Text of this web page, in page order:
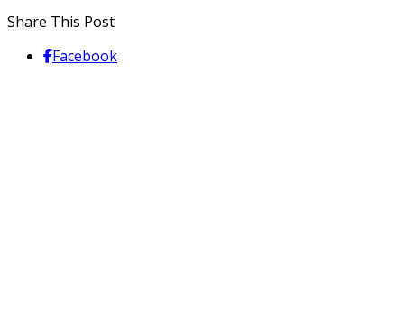
Share This Post
Facebook